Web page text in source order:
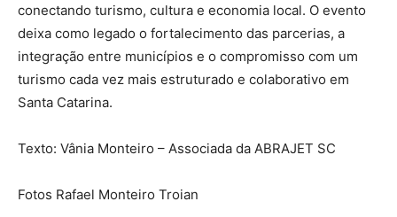
conectando turismo, cultura e economia local. O evento
deixa como legado o fortalecimento das parcerias, a
integração entre municípios e o compromisso com um
turismo cada vez mais estruturado e colaborativo em
Santa Catarina.
Texto: Vânia Monteiro – Associada da ABRAJET SC
Fotos Rafael Monteiro Troian